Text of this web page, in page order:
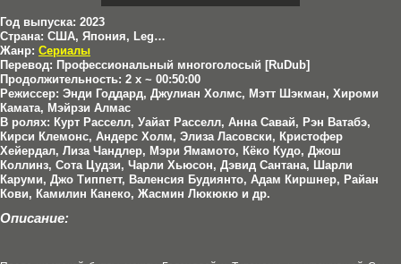
Год выпуска: 2023
Страна: США, Япония, Legendary Television, Safehouse Pictures, Toho Company
Жанр: Сериалы
Перевод: Профессиональный многоголосый [RuDub]
Продолжительность: 2 x ~ 00:50:00
Режиссер: Энди Годдард, Джулиан Холмс, Мэтт Шэкман, Хироми
Камата, Мэйрзи Алмас
В ролях: Курт Расселл, Уайат Расселл, Анна Савай, Рэн Ватабэ,
Кирси Клемонс, Андерс Холм, Элиза Ласовски, Кристофер
Хейердал, Лиза Чандлер, Мэри Ямамото, Кёко Кудо, Джош
Коллинз, Сота Цудзи, Чарли Хьюсон, Дэвид Сантана, Шарли
Каруми, Джо Типпетт, Валенсия Будиянто, Адам Киршнер, Райан
Кови, Камилин Канеко, Жасмин Люкюкю и др.
Описание: